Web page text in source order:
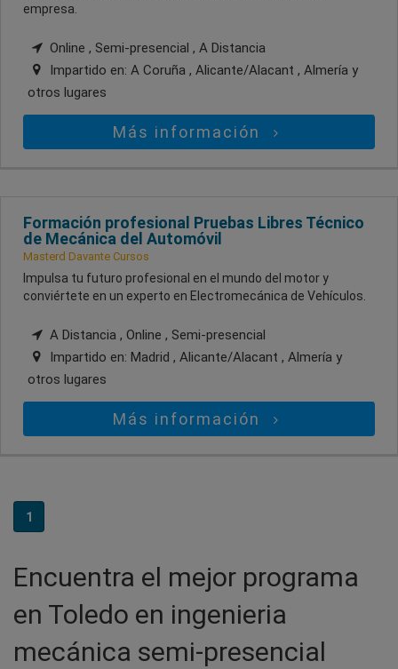
empresa.
Online , Semi-presencial , A Distancia
Impartido en: A Coruña , Alicante/Alacant , Almería y
otros lugares
Más información
Formación profesional Pruebas Libres Técnico
de Mecánica del Automóvil
Masterd Davante Cursos
Impulsa tu futuro profesional en el mundo del motor y
conviértete en un experto en Electromecánica de Vehículos.
A Distancia , Online , Semi-presencial
Impartido en: Madrid , Alicante/Alacant , Almería y
otros lugares
Más información
1
Encuentra el mejor programa
en Toledo en ingenieria
mecánica semi-presencial